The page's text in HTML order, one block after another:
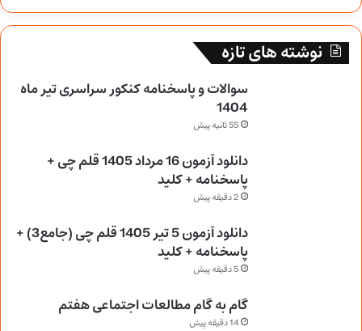
نوشته های تازه
سوالات و پاسخنامه کنکور سراسری تیر ماه
1404
55 ثانیه پیش
دانلود آزمون 16 مرداد 1405 قلم چی +
پاسخنامه + کلید
2 دقیقه پیش
دانلود آزمون 5 تیر 1405 قلم چی (جامع3) +
پاسخنامه + کلید
5 دقیقه پیش
گام به گام مطالعات اجتماعی هفتم
14 دقیقه پیش